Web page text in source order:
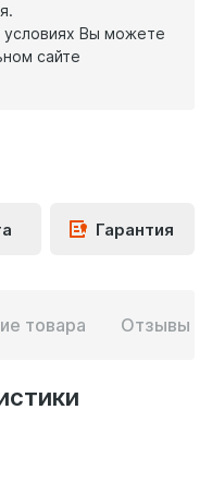
условиях Вы можете
сайте
Гарантия
товара Отзывы